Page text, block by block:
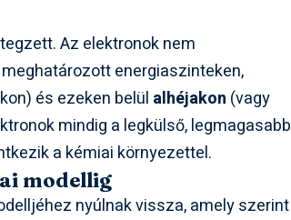
Az elektronok nem
energiaszinteken,
és ezeken belül alhéjakon (vagy
mindig a legkülső, legmagasabb
a kémiai környezettel.
modellig
nyúlnak vissza, amely szerint